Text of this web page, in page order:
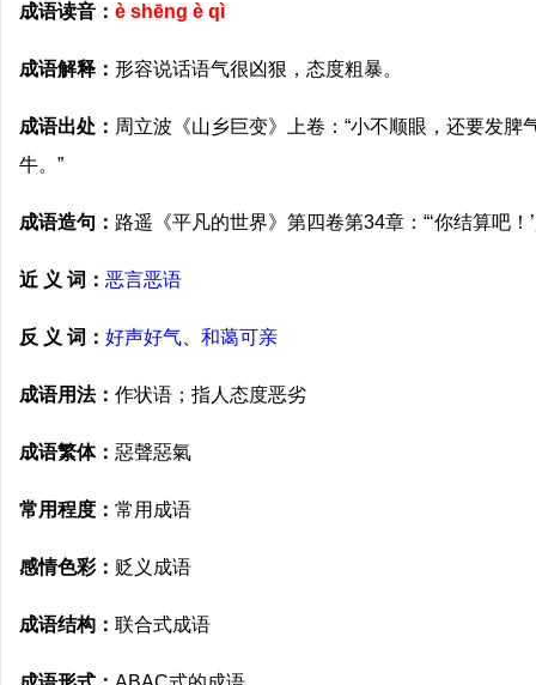
成语读音： è shēng è qì
成语解释： 形容说话语气很凶狠，态度粗暴。
成语出处： 周立波《山乡巨变》上卷：“小不顺眼，还要发
牛。”
成语造句： 路遥《平凡的世界》第四卷第34章：“‘你结算吧！
近 义 词： 恶言恶语
反 义 词： 好声好气 和蔼可亲
成语用法： 作状语；指人态度恶劣
成语繁体： 惡聲惡氣
常用程度： 常用成语
感情色彩： 贬义成语
成语结构： 联合式成语